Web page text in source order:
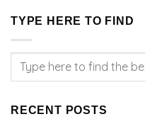
TYPE HERE TO FIND
RECENT POSTS